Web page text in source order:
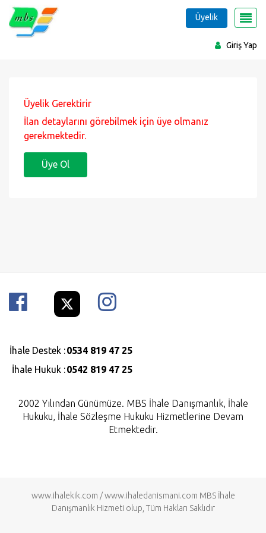
Giriş Yap
Üyelik
Üyelik Gerektirir
İlan detaylarını görebilmek için üye olmanız
gerekmektedir.
Üye Ol
İhale Destek :0534 819 47 25
İhale Hukuk :0542 819 47 25
2002 Yılından Günümüze. MBS İhale Danışmanlık, İhale
Hukuku, İhale Sözleşme Hukuku Hizmetlerine Devam
Etmektedir.
www.ihalekik.com /www.ihaledanismani.com MBS İhale
Danışmanlık Hizmeti olup, Tüm Hakları Saklıdır